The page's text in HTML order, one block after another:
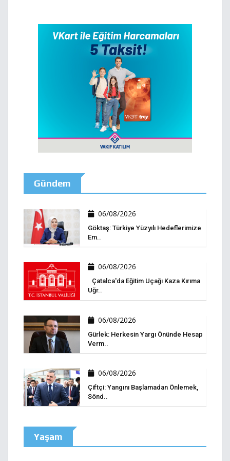
Gündem
06/08/2026
Göktaş: Türkiye Yüzyılı Hedeflerimize
Em..
06/08/2026
Çatalca'da Eğitim Uçağı Kaza Kırıma
Uğr..
06/08/2026
Gürlek: Herkesin Yargı Önünde Hesap
Verm..
06/08/2026
Çiftçi: Yangını Başlamadan Önlemek,
Sönd..
Yaşam